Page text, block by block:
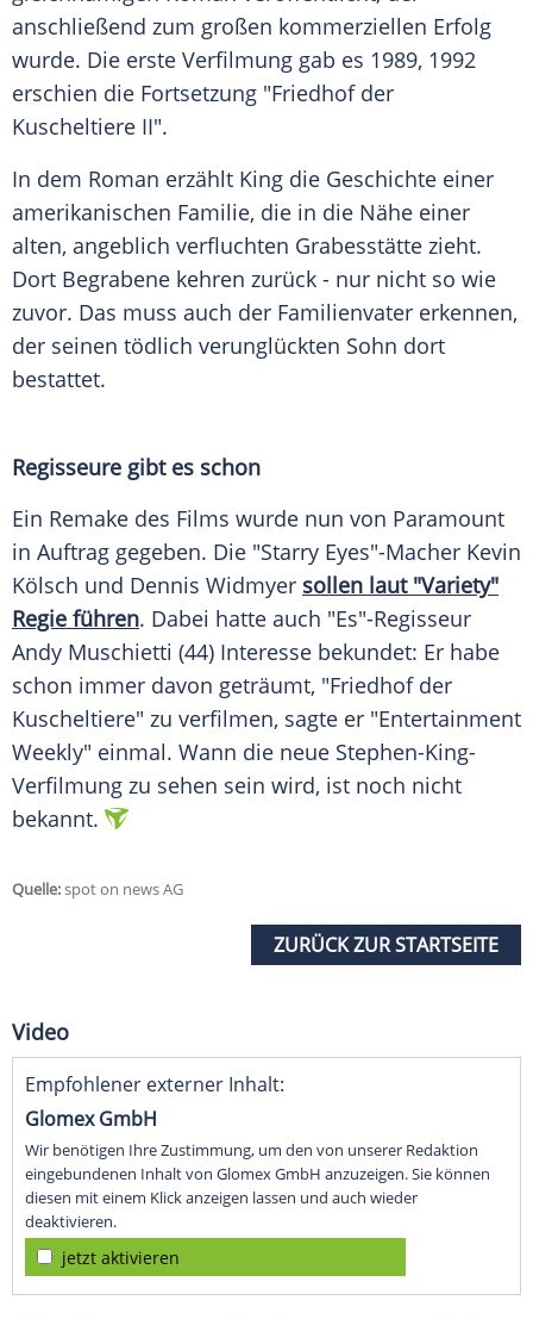
anschließend zum großen kommerziellen Erfolg
wurde. Die erste Verfilmung gab es 1989, 1992
erschien die Fortsetzung "Friedhofder
Kuscheltiere II".
In dem Roman erzählt King die Geschichte einer
amerikanischen Familie, die in die Nähe einer
alten, angeblich verfluchten Grabesstätte zieht.
Dort Begrabene kehren zurück - nur nicht so wie
zuvor. Das muss auch der Familienvater erkennen,
der seinen tödlich verunglückten Sohn dort
bestattet.
Regisseure gibt es schon
Ein Remake des Films wurde nun von Paramount
in Auftrag gegeben. Die "Starry Eyes"-Macher Kevin
Kölsch und Dennis Widmyer sollen laut "Variety"
Regie führen. Dabei hatte auch "Es"-Regisseur
Andy Muschietti (44) Interesse bekundet: Er habe
schon immer davon geträumt, "Friedhofder
Kuscheltiere" zu verfilmen, sagte er "Entertainment
Weekly" einmal. Wann die neue Stephen-King-
Verfilmung zu sehen sein wird, ist noch nicht
bekannt.
Quelle:spot on news AG
ZURÜCK ZUR STARTSEITE
Video
Empfohlener externer Inhalt:
Glomex GmbH
Wir benötigen Ihre Zustimmung, um den von unserer Redaktion
eingebundenen Inhalt von Glomex GmbH anzuzeigen. Sie können
diesen mit einem Klick anzeigen lassen und auch wieder
deaktivieren.
jetzt aktivieren